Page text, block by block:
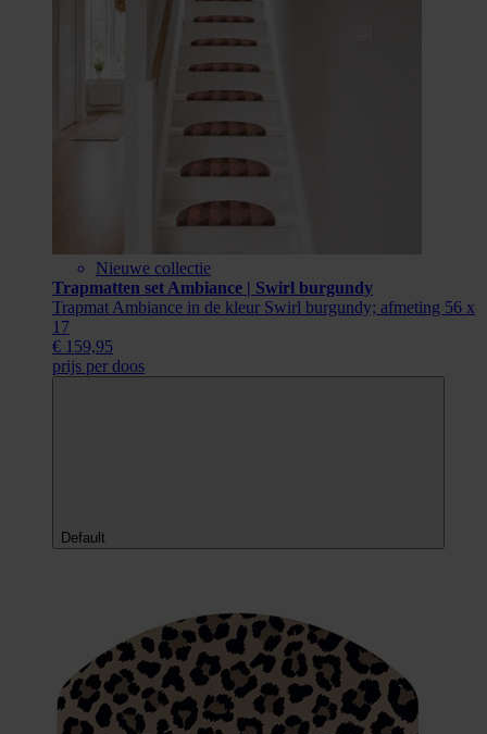
Nieuwe collectie
Trapmatten set Ambiance | Swirl burgundy
Trapmat Ambiance in de kleur Swirl burgundy; afmeting 56 x
17
€ 159,95
prijs per doos
Default